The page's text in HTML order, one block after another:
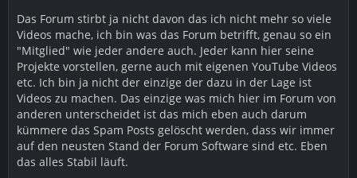
Das Forum stirbt ja nicht davon das ich nicht mehr so viele
Videos mache, ich bin was das Forum betrifft, genau so ein
"Mitglied" wie jeder andere auch. Jeder kann hier seine
Projekte vorstellen, gerne auch mit eigenen YouTube Videos
etc. Ich bin ja nicht der einzige der dazu in der Lage ist
Videos zu machen. Das einzige was mich hier im Forum von
anderen unterscheidet ist das mich eben auch darum
kümmere das Spam Posts gelöscht werden, dass wir immer
auf den neusten Stand der Forum Software sind etc. Eben
das alles Stabil läuft.